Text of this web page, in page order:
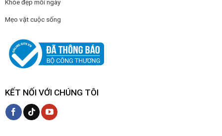
Khỏe đẹp mỗi ngày
Mẹo vặt cuộc sống
KẾT NỐI VỚI CHÚNG TÔI